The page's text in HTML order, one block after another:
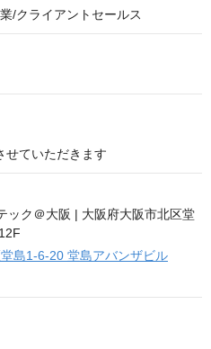
/クライアントセールス
せていただきます
島1-6-20 堂島アバンザビル